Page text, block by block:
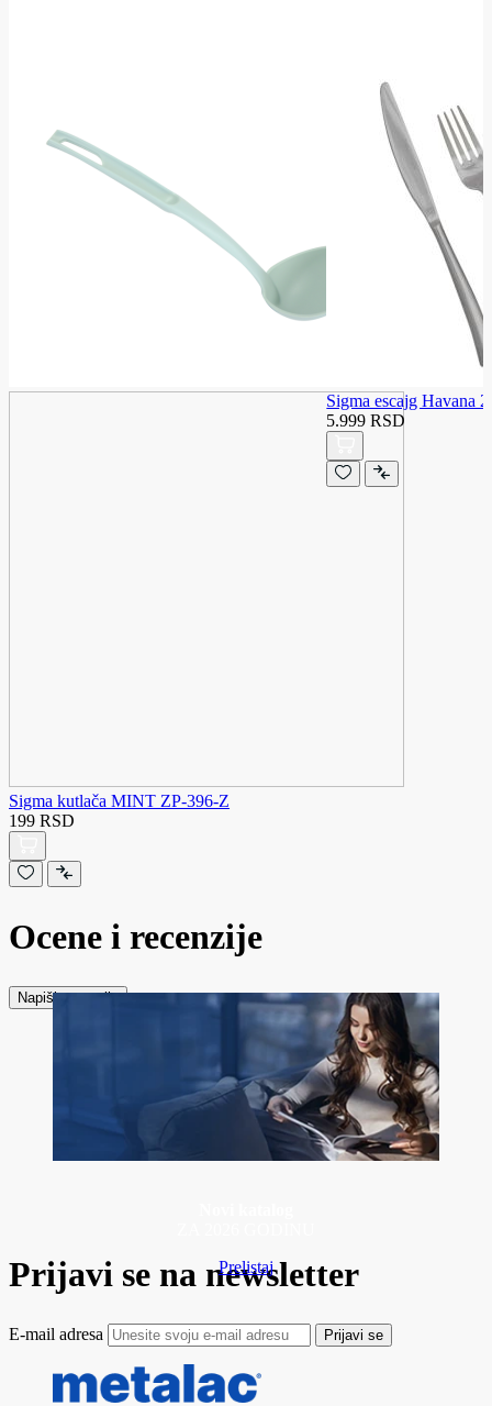
Sigma kutlača MINT ZP-396-Z
199 RSD
Sigma escajg Havana
5.999 RSD
Ocene i recenzije
Napiši recenziju
Prelistaj
Prijavi se na newsletter
E-mail adresa Prijavi se